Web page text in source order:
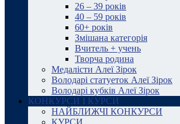
26 – 39 років
40 – 59 років
60+ років
Змішана категорія
Вчитель + учень
Творча родина
Медалісти Алеї Зірок
Володарі статуеток Алеї Зірок
Володарі кубків Алеї Зірок
КОНКУРСИ І КУРСИ
НАЙБЛИЖЧІ КОНКУРСИ
КУРСИ